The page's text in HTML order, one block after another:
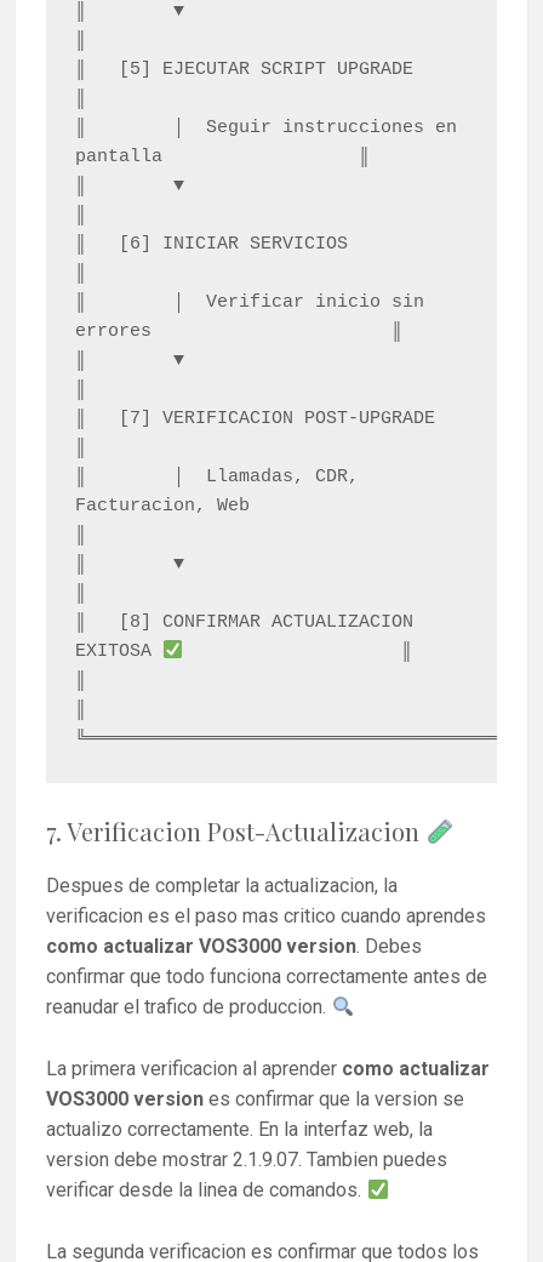
║        ▼
║   [5] EJECUTAR SCRIPT UPGRADE
║        │  Seguir instrucciones en
pantalla                  ║
║        ▼
║   [6] INICIAR SERVICIOS
║        │  Verificar inicio sin
errores                      ║
║        ▼
║   [7] VERIFICACION POST-UPGRADE
║        │  Llamadas, CDR,
Facturacion, Web
║        ▼
║   [8] CONFIRMAR ACTUALIZACION
EXITOSA
7. Verificacion Post-Actualizacion
Despues de completar la actualizacion, la
verificacion es el paso mas critico cuando aprendes
como actualizar VOS3000 version. Debes
confirmar que todo funciona correctamente antes de
reanudar el trafico de produccion.
La primera verificacion al aprender como actualizar
VOS3000 version es confirmar que la version se
actualizo correctamente. En la interfaz web, la
version debe mostrar 2.1.9.07. Tambien puedes
verificar desde la linea de comandos.
La segunda verificacion es confirmar que todos los